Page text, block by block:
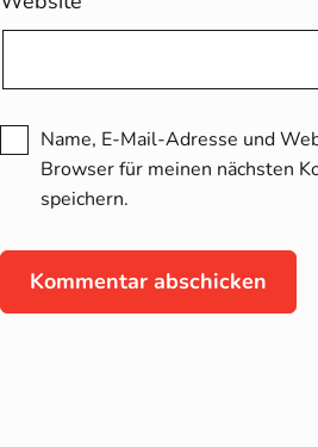
Name, E-Mail-Adresse und
Browser für meinen nächsten
speichern.